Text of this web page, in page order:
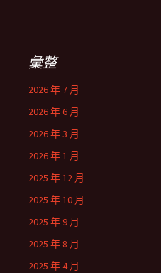
彙整
2026 年 7 月
2026 年 6 月
2026 年 3 月
2026 年 1 月
2025 年 12 月
2025 年 10 月
2025 年 9 月
2025 年 8 月
2025 年 4 月